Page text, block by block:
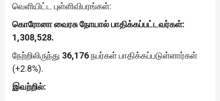
வெளியிட்ட புள்ளிவிபரங்கள்:
கொரோனா வைரசு நோயால் பாதிக்கப்பட்டவர்கள்:
1,308,528.
நேற்றிலிருந்து 36,176நபர்கள் பாதிக்கப்படுள்ளார்கள்
(+2.8%).
இவற்றில்: